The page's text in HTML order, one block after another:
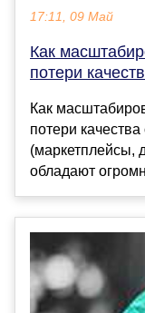
17:11, 09 Май
Как
потери
Как
потери
(маркетплейсы,
обладают